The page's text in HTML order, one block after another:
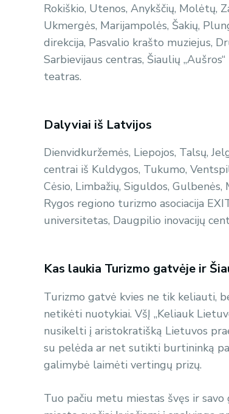
Rokiškio, Utenos, Anykščių, Molėtų,
Ukmergės, Marijampolės, Šakių,
direkcija, Pasvalio krašto muziejus,
Sarbievijaus centras, Šiaulių
teatras.
Dalyviai iš Latvijos
Dienvidkuržemės, Liepojos, Talsų,
centrai iš Kuldygos, Tukumo,
Cėsio, Limbažių, Siguldos,
Rygos regiono turizmo asociacija
universitetas, Daugpilio inovacijų
Kas laukia Turizmo gatvėje ir
Turizmo gatvė kvies ne tik keliauti,
netikėti nuotykiai. VšĮ „Keliauk
nusikelti į aristokratišką Lietuvos
su pelėda ar net sutikti burtininką
galimybė laimėti vertingų prizų.
Tuo pačiu metu miestas švęs ir